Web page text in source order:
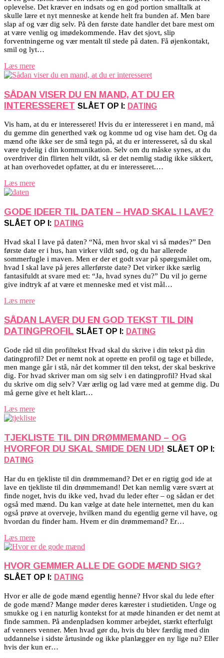
oplevelse. Det kræver en indsats og en god portion smalltalk at
skulle lære et nyt menneske at kende helt fra bunden af. Men bare
slap af og vær dig selv. På den første date handler det bare mest om
at være venlig og imødekommende. Hav det sjovt, slip
forventningerne og vær mentalt til stede på daten. Få øjenkontakt,
smil og lyt…
Læs mere
SÅDAN VISER DU EN MAND, AT DU ER
INTERESSERET SLÅET OP I: DATING
Vis ham, at du er interesseret! Hvis du er interesseret i en mand, må
du gemme din generthed væk og komme ud og vise ham det. Og da
mænd ofte ikke ser de små tegn på, at du er interesseret, så du skal
være tydelig i din kommunikation. Selv om du måske synes, at du
overdriver din flirten helt vildt, så er det nemlig stadig ikke sikkert,
at han overhovedet opfatter, at du er interesseret.…
Læs mere
GODE IDEER TIL DATEN – HVAD SKAL I LAVE?
SLÅET OP I: DATING
Hvad skal I lave på daten? “Nå, men hvor skal vi så mødes?” Den
første date er i hus, han virker vildt sød, og du har allerede
sommerfugle i maven. Men er der et godt svar på spørgsmålet om,
hvad I skal lave på jeres allerførste date? Det virker ikke særlig
fantasifuldt at svare med et: “Ja, hvad synes du?” Du vil jo gerne
give indtryk af at være et menneske med et vist mål…
Læs mere
SÅDAN LAVER DU EN GOD TEKST TIL DIN
DATINGPROFIL SLÅET OP I: DATING
Gode råd til din profiltekst Hvad skal du skrive i din tekst på din
datingprofil? Det er nemt nok at oprette en profil og tage et billede,
men mange går i stå, når det kommer til den tekst, der skal beskrive
dig. For hvad skriver man om sig selv i en datingprofil? Hvad skal
du skrive om dig selv? Vær ærlig og lad være med at gemme dig. Du
må gerne give et helt klart…
Læs mere
TJEKLISTE TIL DIN DRØMMEMAND – OG
HVORFOR DU SKAL SMIDE DEN UD! SLÅET OP I:
DATING
Har du en tjekliste til din drømmemand? Det er en rigtig god ide at
lave en tjekliste til din drømmemand! Det kan nemlig være svært at
finde noget, hvis du ikke ved, hvad du leder efter – og sådan er det
også med mænd. Du kan vælge at date hele internettet, men du kan
også prøve at overveje, hvilken mand du egentlig gerne vil have, og
hvordan du finder ham. Hvem er din drømmemand? Er…
Læs mere
HVOR GEMMER ALLE DE GODE MÆND SIG?
SLÅET OP I: DATING
Hvor er alle de gode mænd egentlig henne? Hvor skal du lede efter
de gode mænd? Mange møder deres kærester i studietiden. Unge og
smukke og i en naturlig kontekst for at møde hinanden er det nemt at
finde sammen. På andenpladsen kommer arbejdet, stærkt efterfulgt
af venners venner. Men hvad gør du, hvis du blev færdig med din
uddannelse i sidste årtusinde og ikke planlægger en ny lige nu? Eller
hvis der kun er…